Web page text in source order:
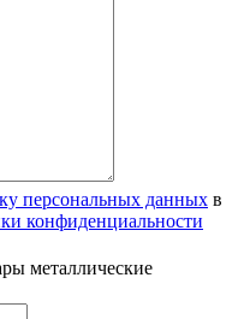
персональных данных в
конфиденциальности
металлические